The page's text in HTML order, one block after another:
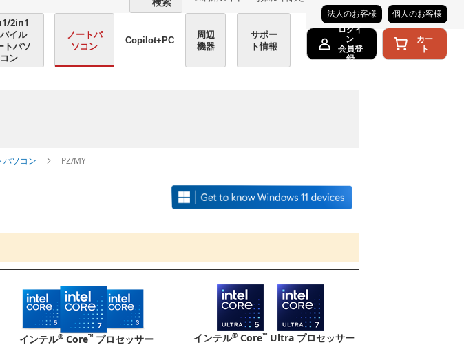
法人のお客様
個人のお客様
2in1
イル
トパソ
コン
ノートパ
ソコン
Copilot+PC
周辺
機器
サポー
ト情報
ログイ
ン
会員登
録
カー
ト
パソコン PZ/MY
インテル® Core™ プロセッサー インテル® Core™ Ultra プロセッサー